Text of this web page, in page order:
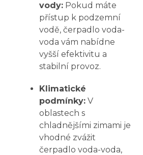
vody: Pokud máte
přístup k podzemní
vodě, čerpadlo voda-
voda vám nabídne
vyšší efektivitu a
stabilní provoz.
Klimatické
podmínky: V
oblastech s
chladnějšími zimami je
vhodné zvážit
čerpadlo voda-voda,